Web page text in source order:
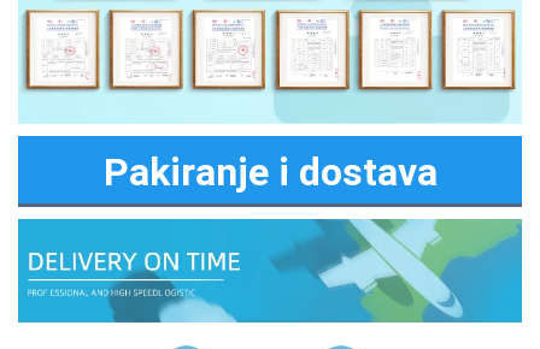
Pakiranje i dostava